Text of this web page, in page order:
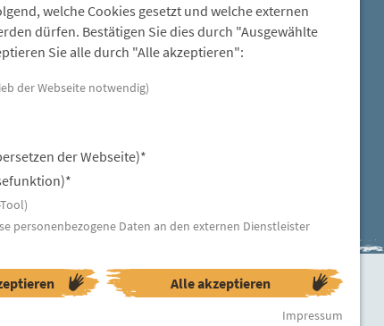
steinzeitdorf-pestenacker@lra-
ll.bayern.de
Erklärung zur Barrierefreiheit Impressum
welche Cookies gesetzt und welche externen
dürfen. Bestätigen Sie dies durch "Ausgewählte
Sie alle durch "Alle akzeptieren":
der Webseite notwendig)
der Webseite)*
personenbezogene Daten an den externen Dienstleister
Alle akzeptieren
Impressum